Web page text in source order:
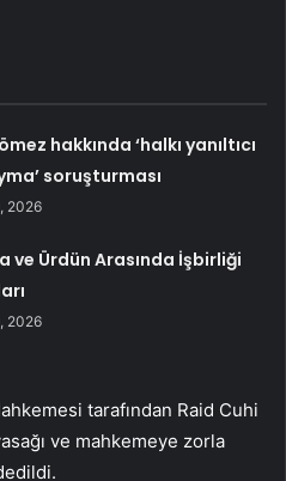
hakkında ‘halkı yanıltıcı
soruşturması
2026
ve Ürdün Arasında İşbirliği
2026
tarafından Raid Cuhi
ve mahkemeye zorla